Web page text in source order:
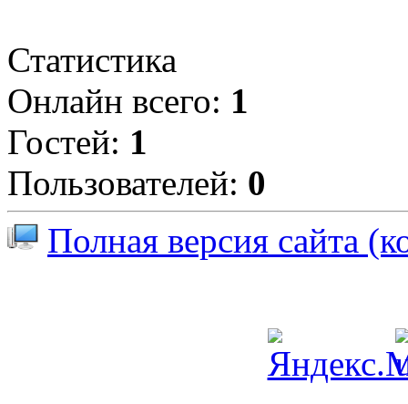
Статистика
Онлайн всего: 1
Гостей: 1
Пользователей: 0
Полная версия сайта